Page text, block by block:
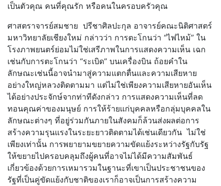
เป็นตัวคุณ คนที่คุณรัก หรือคนในครอบครัวคุณ
​ศาสตราจารย์สมชาย ปรีชาศิลปะกุล อาจารย์คณะนิติศาสตร์
มหาวิทยาลัยเชียงใหม่ กล่าวว่า การตะโกนว่า “ไฟไหม้” ใน
โรงภาพยนตร์ย่อมไม่ใช่เสรีภาพในการแสดงความเห็น เฉก
เช่นกับการตะโกนว่า “ระเบิด” บนเครื่องบิน ถ้อยคำใน
ลักษณะเช่นนี้อาจนำมาสู่ความแตกตื่นและความเสียหาย
อย่างใหญ่หลวงติดตามมา แต่ไม่ใช่เพียงความเสียหายอันเห็น
ได้อย่างประจักษ์จากท่าทีดังกล่าว การแสดงความเห็นที่ลด
ทอนคุณค่าของมนุษย์ การให้ร้ายแก่บุคคลหรือกลุ่มบุคคลใน
ลักษณะต่างๆ ที่อยู่ร่วมกันภายในสังคมก็ล้วนส่งผลต่อการ
สร้างความรุนแรงในระยะยาวติดตามได้เช่นเดียวกัน ไม่ใช่
เพียงเท่านั้น การพยายามขยายความขัดแย้งระหว่างรัฐกับรัฐ
ให้ขยายไปครอบคลุมถึงผู้คนที่อาจไม่ได้มีความสัมพันธ์
เกี่ยวข้องด้วยการเหมารวมในฐานะที่เขาเป็นประชาชนของ
รัฐที่เป็นคู่ขัดแย้งกับชาติของเราก็อาจเป็นการสร้างความ